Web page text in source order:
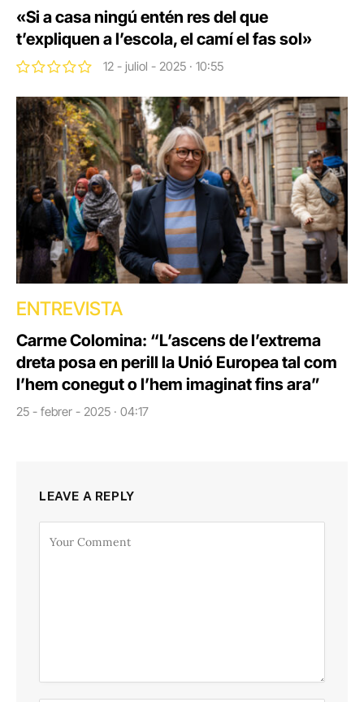
«Si a casa ningú entén res del que
t’expliquen a l’escola, el camí el fas sol»
12 - juliol - 2025 · 10:55
ENTREVISTA
Carme Colomina: “L’ascens de l’extrema
dreta posa en perill la Unió Europea tal com
l’hem conegut o l’hem imaginat fins ara”
25 - febrer - 2025 · 04:17
LEAVE A REPLY